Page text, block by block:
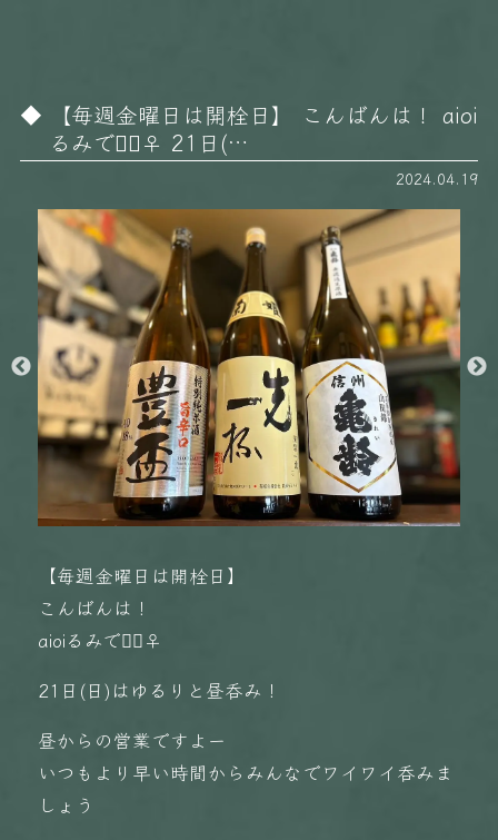
【毎週金曜日は開栓日】 こんばんは！ aioi
るみです🏻‍♀️ 21日(…
2024.04.19
【毎週金曜日は開栓日】
こんばんは！
aioiるみです🏻‍♀️
21日(日)はゆるりと昼呑み！
昼からの営業ですよー
いつもより早い時間からみんなでワイワイ呑みま
しょう️